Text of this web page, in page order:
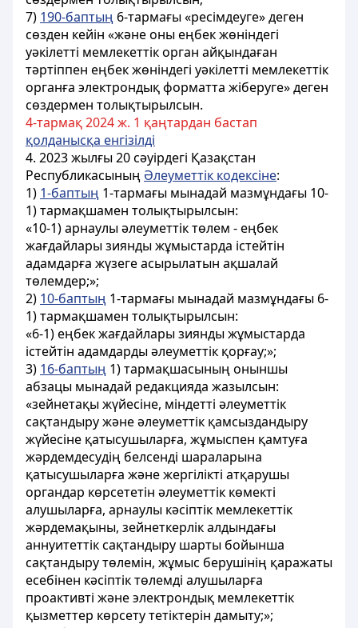
7) 190-баптың 6-тармағы «ресімдеуге» деген
сөзден кейін «және оны еңбек жөніндегі
уәкілетті мемлекеттік орган айқындаған
тәртіппен еңбек жөніндегі уәкілетті мемлекеттік
органға электрондық форматта жіберуге» деген
сөздермен толықтырылсын.
4-тармақ 2024 ж. 1 қаңтардан бастап
қолданысқа енгізілді
4. 2023 жылғы 20 сәуірдегі Қазақстан
Республикасының Әлеуметтік кодексіне:
1) 1-баптың 1-тармағы мынадай мазмұндағы 10-
1) тармақшамен толықтырылсын:
«10-1) арнаулы әлеуметтік төлем - еңбек
жағдайлары зиянды жұмыстарда істейтін
адамдарға жүзеге асырылатын ақшалай
төлемдер;»;
2) 10-баптың 1-тармағы мынадай мазмұндағы 6-
1) тармақшамен толықтырылсын:
«6-1) еңбек жағдайлары зиянды жұмыстарда
істейтін адамдарды әлеуметтік қорғау;»;
3) 16-баптың 1) тармақшасының оныншы
абзацы мынадай редакцияда жазылсын:
«зейнетақы жүйесіне, міндетті әлеуметтік
сақтандыру және әлеуметтік қамсыздандыру
жүйесіне қатысушыларға, жұмыспен қамтуға
жәрдемдесудің белсенді шараларына
қатысушыларға және жергілікті атқарушы
органдар көрсететін әлеуметтік көмекті
алушыларға, арнаулы кәсіптік мемлекеттік
жәрдемақыны, зейнеткерлік алдындағы
аннуитеттік сақтандыру шарты бойынша
сақтандыру төлемін, жұмыс берушінің қаражаты
есебінен кәсіптік төлемді алушыларға
проактивті және электрондық мемлекеттік
қызметтер көрсету тетіктерін дамыту;»;